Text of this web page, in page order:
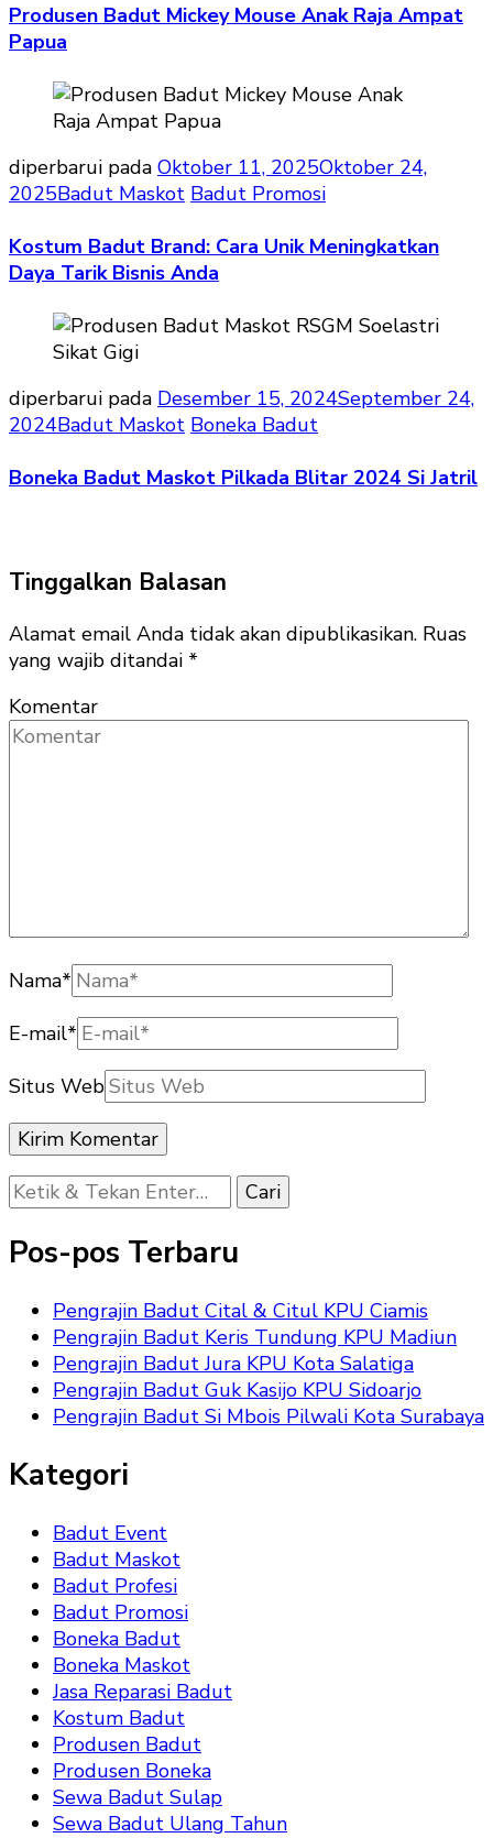
Produsen Badut Mickey Mouse Anak Raja Ampat
Papua
diperbarui pada Oktober 11, 2025Oktober 24,
2025Badut Maskot Badut Promosi
Kostum Badut Brand: Cara Unik Meningkatkan
Daya Tarik Bisnis Anda
diperbarui pada Desember 15, 2024September 24,
2024Badut Maskot Boneka Badut
Boneka Badut Maskot Pilkada Blitar 2024 Si Jatril
Tinggalkan Balasan
Alamat email Anda tidak akan dipublikasikan. Ruas
yang wajib ditandai *
Komentar
Nama*
E-mail*
Situs Web
Mencari
Sesuatu?
Pos-pos Terbaru
Pengrajin Badut Cital & Citul KPU Ciamis
Pengrajin Badut Keris Tundung KPU Madiun
Pengrajin Badut Jura KPU Kota Salatiga
Pengrajin Badut Guk Kasijo KPU Sidoarjo
Pengrajin Badut Si Mbois Pilwali Kota Surabaya
Kategori
Badut Event
Badut Maskot
Badut Profesi
Badut Promosi
Boneka Badut
Boneka Maskot
Jasa Reparasi Badut
Kostum Badut
Produsen Badut
Produsen Boneka
Sewa Badut Sulap
Sewa Badut Ulang Tahun